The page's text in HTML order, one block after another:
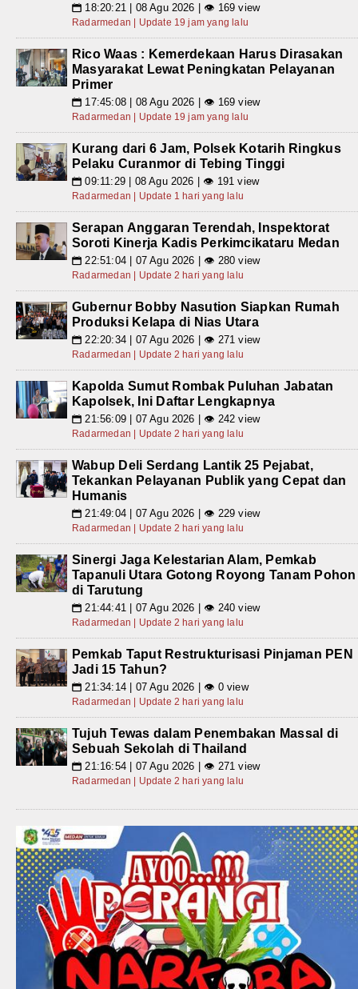
📅 18:20:21 | 08 Agu 2026 | 👁 169 view
Radarmedan | Update 19 jam yang lalu
Rico Waas : Kemerdekaan Harus Dirasakan
Masyarakat Lewat Peningkatan Pelayanan
Primer
📅 17:45:08 | 08 Agu 2026 | 👁 169 view
Radarmedan | Update 19 jam yang lalu
Kurang dari 6 Jam, Polsek Kotarih Ringkus
Pelaku Curanmor di Tebing Tinggi
📅 09:11:29 | 08 Agu 2026 | 👁 191 view
Radarmedan | Update 1 hari yang lalu
Serapan Anggaran Terendah, Inspektorat
Soroti Kinerja Kadis Perkimcikataru Medan
📅 22:51:04 | 07 Agu 2026 | 👁 280 view
Radarmedan | Update 2 hari yang lalu
Gubernur Bobby Nasution Siapkan Rumah
Produksi Kelapa di Nias Utara
📅 22:20:34 | 07 Agu 2026 | 👁 271 view
Radarmedan | Update 2 hari yang lalu
Kapolda Sumut Rombak Puluhan Jabatan
Kapolsek, Ini Daftar Lengkapnya
📅 21:56:09 | 07 Agu 2026 | 👁 242 view
Radarmedan | Update 2 hari yang lalu
Wabup Deli Serdang Lantik 25 Pejabat,
Tekankan Pelayanan Publik yang Cepat dan
Humanis
📅 21:49:04 | 07 Agu 2026 | 👁 229 view
Radarmedan | Update 2 hari yang lalu
Sinergi Jaga Kelestarian Alam, Pemkab
Tapanuli Utara Gotong Royong Tanam Pohon
di Tarutung
📅 21:44:41 | 07 Agu 2026 | 👁 240 view
Radarmedan | Update 2 hari yang lalu
Pemkab Taput Restrukturisasi Pinjaman PEN
Jadi 15 Tahun?
📅 21:34:14 | 07 Agu 2026 | 👁 0 view
Radarmedan | Update 2 hari yang lalu
Tujuh Tewas dalam Penembakan Massal di
Sebuah Sekolah di Thailand
📅 21:16:54 | 07 Agu 2026 | 👁 271 view
Radarmedan | Update 2 hari yang lalu